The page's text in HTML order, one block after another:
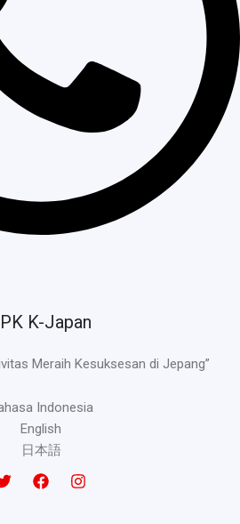
K-Japan
Meraih Kesuksesan di Jepang”
Indonesia
English
日本語